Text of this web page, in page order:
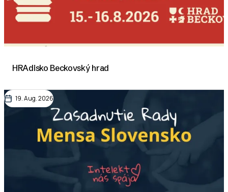
HRAdisko Beckovský hrad
19. Aug. 2026